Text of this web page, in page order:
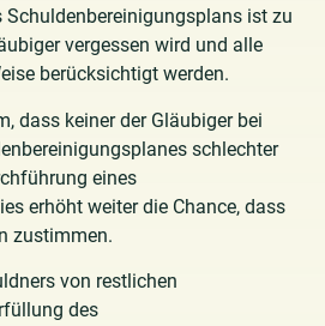
Schuldenbereinigungsplans ist zu
vergessen wird und alle
berücksichtigt werden.
dass keiner der Gläubiger bei
schlechter
eines
erhöht weiter die Chance, dass
zustimmen.
von restlichen
des